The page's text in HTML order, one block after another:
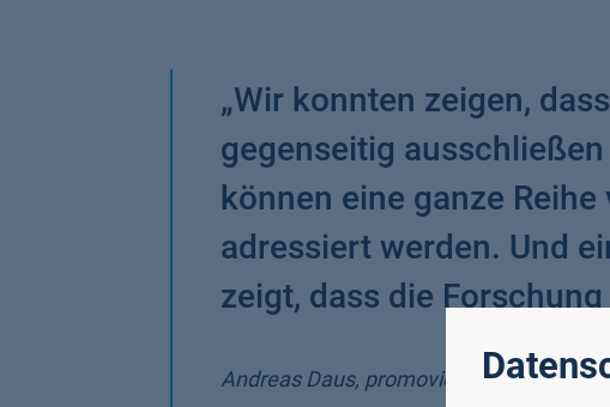
„Wir konnten zeigen,
gegenseitig
können eine ganze
adressiert werden. Und
zeigt, dass die
Andreas Daus, promovierte im